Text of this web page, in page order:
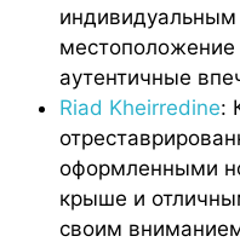
местоположение
аутентичные
Riad Kheirredine:
оформленными
крыше и
своим